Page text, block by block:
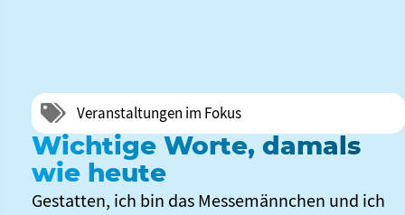
Veranstaltungen im Fokus
Wichtige Worte, damals
wie heute
Gestatten, ich bin das Messemännchen und ich